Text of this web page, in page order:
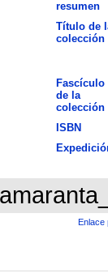
resumen
Título de
colección
Fascículo
de la
colección
ISBN
Enlace